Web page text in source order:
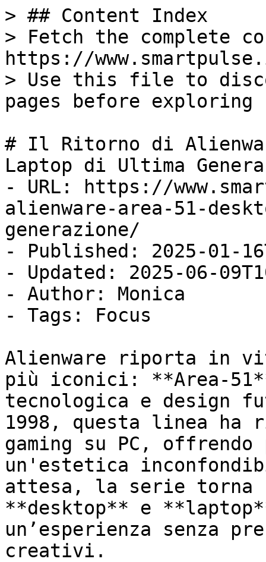
> ## Content Index
> Fetch the complete
https://
> Use this file to
pages before
# Il Ritorno di
Laptop di Ultima
- URL: https://
alienware-area-51-
generazione/
- Published: 2025-01-
- Updated: 2025-06-
- Author: Monica
- Tags: Focus
Alienware riporta in
più iconici: **Area-
tecnologica e design
1998, questa linea
gaming su PC,
un'estetica
attesa, la serie torna
**desktop** e
un’esperienza senza
creativi.